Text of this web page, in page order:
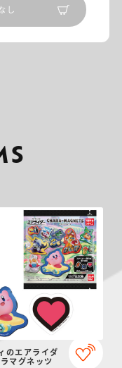
し
のエアライダ
マグネッツ